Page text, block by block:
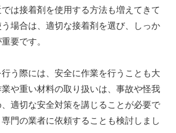
は接着剤を使用する方法も増えてきて
場合は、適切な接着剤を選び、しっか
要です。
う際には、安全に作業を行うことも大
や重い材料の取り扱いは、事故や怪我
適切な安全対策を講じることが必要で
門の業者に依頼することも検討しまし